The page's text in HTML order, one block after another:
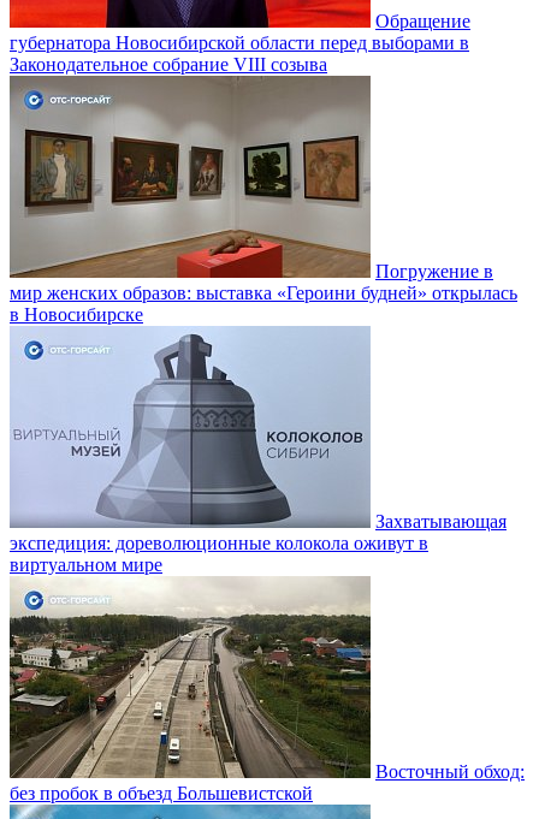
Обращение
губернатора Новосибирской области перед выборами в
Законодательное собрание VIII созыва
Погружение в
мир женских образов: выставка «Героини будней» открылась
в Новосибирске
Захватывающая
экспедиция: дореволюционные колокола оживут в
виртуальном мире
Восточный обход:
без пробок в объезд Большевистской